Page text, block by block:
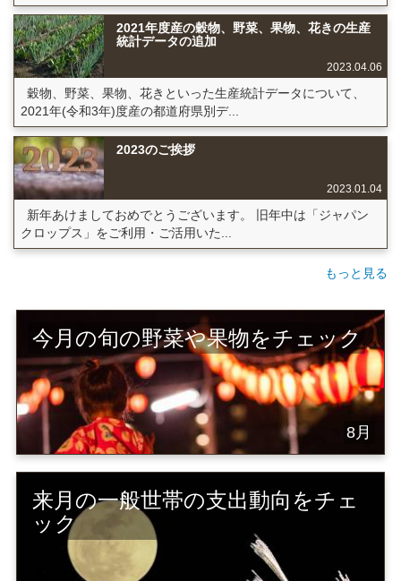
2021年度産の穀物、野菜、果物、花きの生産
統計データの追加
2023.04.06
穀物、野菜、果物、花きといった生産統計データについて、
2021年(令和3年)度産の都道府県別デ...
2023のご挨拶
2023.01.04
新年あけましておめでとうございます。 旧年中は「ジャパン
クロップス」をご利用・ご活用いた...
もっと見る
今月の旬の野菜や果物をチェック
8月
来月の一般世帯の支出動向をチェ
ック